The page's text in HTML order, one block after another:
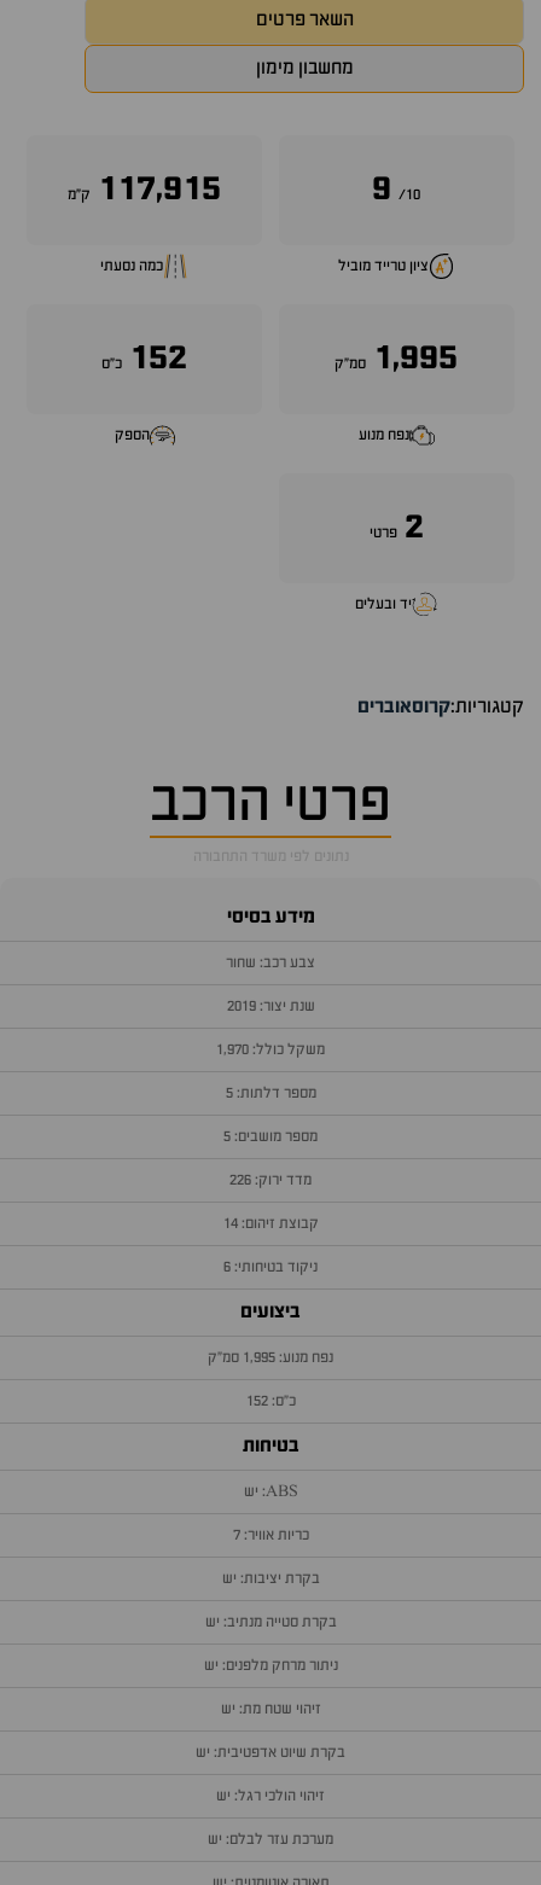
השאר פרטים
מחשבון מימון
10/
9
ציון טרייד מוביל
117,915 ק״מ
כמה נסעתי
1,995 סמ״ק
נפח מנוע
152 כ״ס
הספק
2 פרטי
יד ובעלים
קטגוריות:קרוסאוברים
פרטי הרכב
נתונים לפי משרד התחבורה
מידע בסיסי
צבע רכב: שחור
שנת יצור: 2019
משקל כולל: 1,970
מספר דלתות: 5
מספר מושבים: 5
מדד ירוק: 226
קבוצת זיהום: 14
ניקוד בטיחותי: 6
ביצועים
נפח מנוע: 1,995 סמ״ק
כ״ס: 152
בטיחות
ABS: יש
כריות אוויר: 7
בקרת יציבות: יש
בקרת סטייה מנתיב: יש
ניתור מרחק מלפנים: יש
זיהוי שטח מת: יש
בקרת שיוט אדפטיבית: יש
זיהוי הולכי רגל: יש
מערכת עזר לבלם: יש